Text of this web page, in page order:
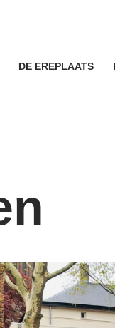
DE EREPLAATS